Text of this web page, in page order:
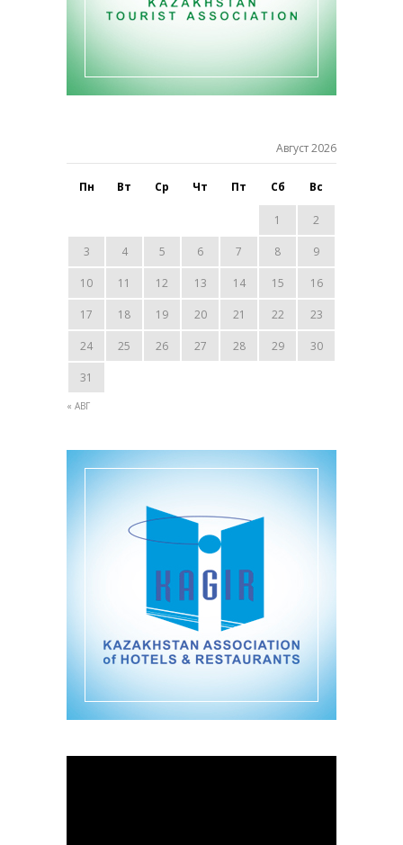
Август 2026
Пн Вт Ср Чт Пт Сб Вс
1 2
3 4 5 6 7 8 9
10 11 12 13 14 15 16
17 18 19 20 21 22 23
24 25 26 27 28 29 30
31
« АВГ